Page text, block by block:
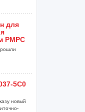
для
РМРС
5C0
новый